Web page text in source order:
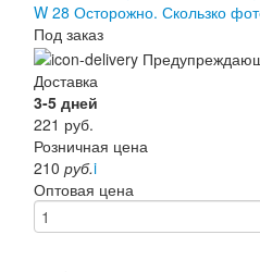
W 28 Осторожно. Скользко
Под заказ
Доставка
3-5 дней
221 руб.
Розничная цена
210 руб.i
Оптовая цена